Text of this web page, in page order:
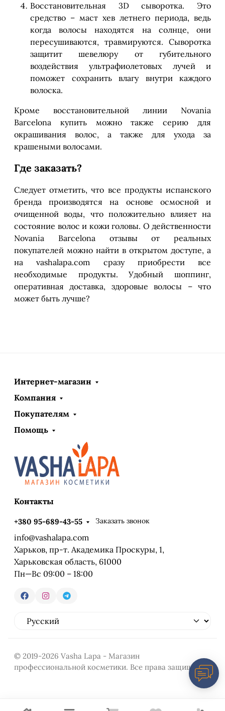
Восстановительная 3D сыворотка. Это
средство – маст хев летнего периода, ведь
когда волосы находятся на солнце, они
пересушиваются, травмируются. Сыворотка
защитит шевелюру от губительного
воздействия ультрафиолетовых лучей и
поможет сохранить влагу внутри каждого
волоска.
Кроме восстановительной линии Novania
Barcelona купить можно также серию для
окрашивания волос, а также для ухода за
крашеными волосами.
Где заказать?
Следует отметить, что все продукты испанского
бренда производятся на основе осмосной и
очищенной воды, что положительно влияет на
состояние волос и кожи головы. О действенности
Novania Barcelona отзывы от реальных
покупателей можно найти в открытом доступе, а
на vashalapa.com сразу приобрести все
необходимые продукты. Удобный шоппинг,
оперативная доставка, здоровые волосы – что
может быть лучше?
Интернет-магазин
Компания
Покупателям
Помощь
Контакты
+380 95-689-43-55 Заказать звонок
info@vashalapa.com
Харьков, пр-т. Академика Проскуры, 1,
Харьковская область, 61000
Пн—Вс 09:00 – 18:00
© 2019-2026 Vasha Lapa - Магазин
профессиональной косметики. Все права защищены